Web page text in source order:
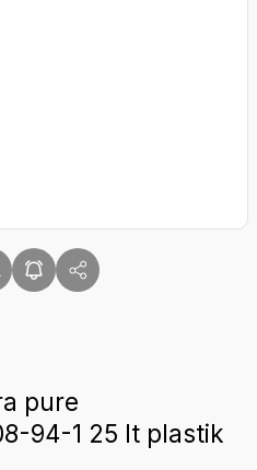
pure
94-1 25 lt plastik